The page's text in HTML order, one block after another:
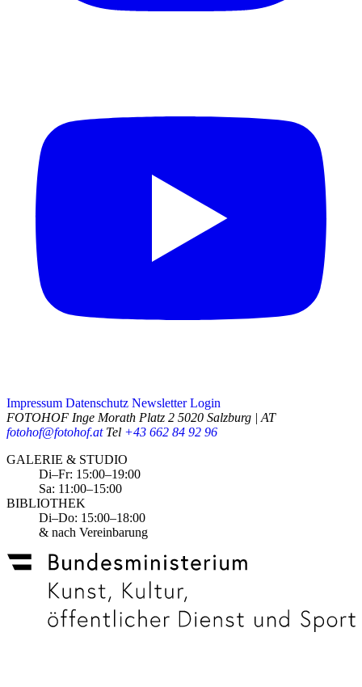
Impressum Datenschutz Newsletter Login
FOTOHOF Inge Morath Platz 2 5020 Salzburg | AT
fotohof@fotohof.at Tel +43 662 84 92 96
Opening Hours
GALERIE & STUDIO
Di–Fr: 15:00–19:00
Sa: 11:00–15:00
BIBLIOTHEK
Di–Do: 15:00–18:00
& nach Vereinbarung